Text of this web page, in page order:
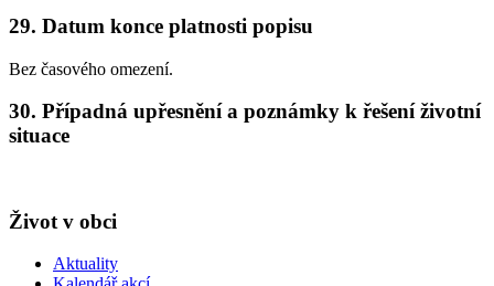
29. Datum konce platnosti popisu
Bez časového omezení.
30. Případná upřesnění a poznámky k řešení životní
situace
Život v obci
Aktuality